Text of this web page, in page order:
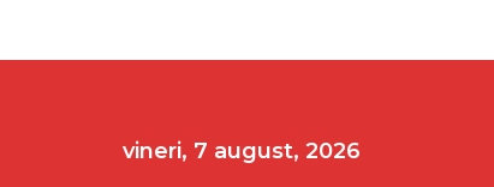
vineri, 7 august, 2026